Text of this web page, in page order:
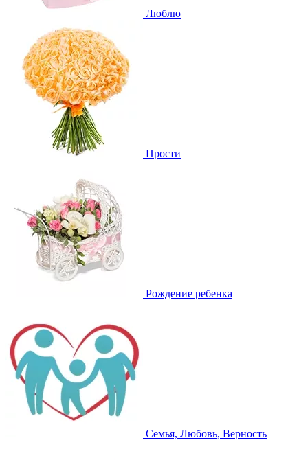
Люблю
Прости
Рождение ребенка
Семья, Любовь, Верность